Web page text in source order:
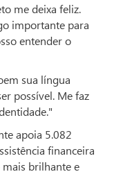
me deixa feliz.
importante para
entender o
sua língua
possível. Me faz
apoia 5.082
financeira
brilhante e